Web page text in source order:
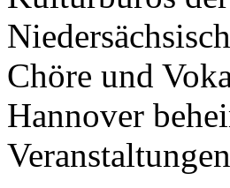
Chöre und
Hannover